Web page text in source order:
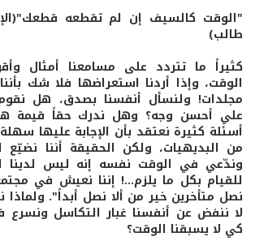
"الوقت كالسيف إن لم تقطعه
طالب)
كثيراً ما تتردد على مسامعنا أمثال
الوقت، وإذا أردنا استعراضها فلا شك
مجلدات! ولنسأل أنفسنا بصدق، هل نقوم
علي أحسن وجه؟ وهل ندرك حقاً قيمة
أسئلة كثيرة نعتقد بأن الإجابة عليها
من البديهيات، ولكن الحقيقة أننا نضيّع
وندّعي في الوقت نفسه إنه ليس لدينا
للقيام بكل ما يلزم...! إننا نعيش في
نصل متأخرين خير من ألا نصل أبداً". ولماذا
لا ننفض عن أنفسنا غبار التكاسل ونسرع
كي لا يسبقنا الوقت؟